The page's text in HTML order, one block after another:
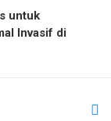
untuk
Invasif di